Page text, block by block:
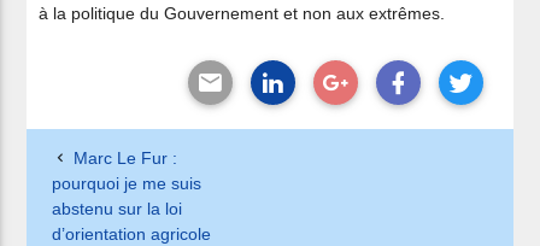
à la politique du Gouvernement et non aux extrêmes.
Marc Le Fur :
pourquoi je me suis
abstenu sur la loi
d’orientation agricole